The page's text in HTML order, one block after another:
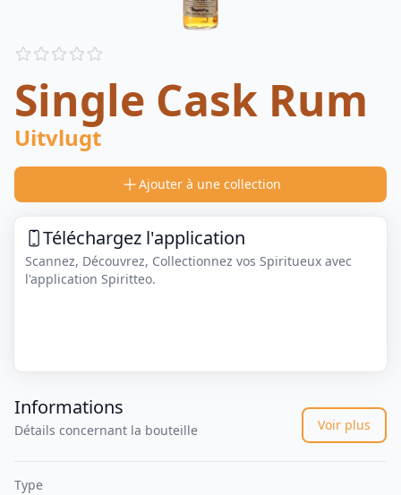
Reviews
Single Cask Rum
Uitvlugt
Ajouter à une collection
Téléchargez l'application
Scannez, Découvrez, Collectionnez vos Spiritueux avec
l'application Spiritteo.
Informations
Détails concernant la bouteille Voir plus
Type